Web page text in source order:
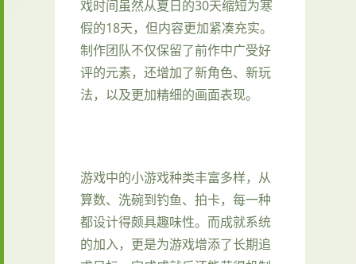
戏时间虽然从夏日的30天缩短为寒
假的18天，但内容更加紧凑充实。
制作团队不仅保留了前作中广受好
评的元素，还增加了​​新角色、新玩
法​​，以及更加精细的画面表现。
游戏中的小游戏种类丰富多样，从
算数、洗碗到钓鱼、拍卡，每一种
都设计得颇具趣味性。而​​成就系统
的加入​​，更是为游戏增添了长期追